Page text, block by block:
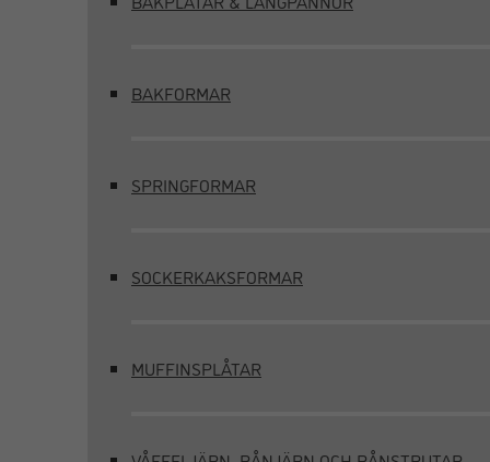
BAKFORMAR
SPRINGFORMAR
SOCKERKAKSFORMAR
MUFFINSPLÅTAR